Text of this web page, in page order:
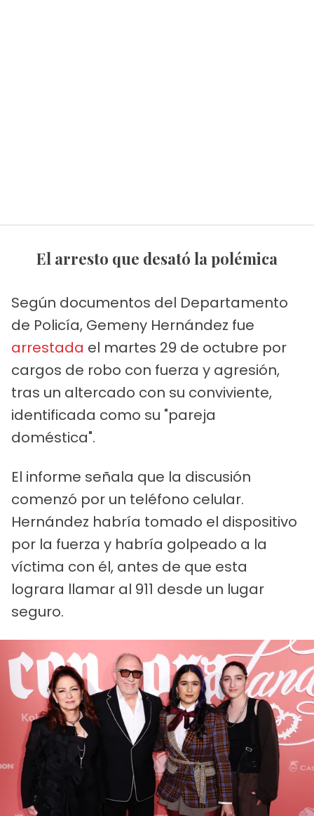
El arresto que desató la polémica
Según documentos del Departamento
de Policía, Gemeny Hernández fue
arrestada el martes 29 de octubre por
cargos de robo con fuerza y agresión,
tras un altercado con su conviviente,
identificada como su "pareja
doméstica".
El informe señala que la discusión
comenzó por un teléfono celular.
Hernández habría tomado el dispositivo
por la fuerza y habría golpeado a la
víctima con él, antes de que esta
lograra llamar al 911 desde un lugar
seguro.